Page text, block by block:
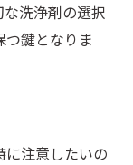
洗浄剤の選択
鍵となりま
注意したいの